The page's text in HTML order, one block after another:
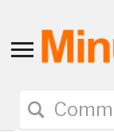
Toggle
navigation